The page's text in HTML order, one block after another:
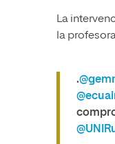
La
la
.